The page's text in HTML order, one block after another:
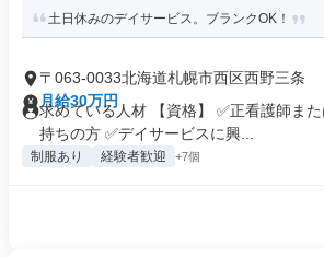
土日休みのデイサービス。ブランクOK！
〒063-0033北海道札幌市西区西野三条
月給30万円
求めている人材 【資格】 ✅正看護師ま
持ちの方 ✅デイサービスに興...
制服あり 経験者歓迎 +7個